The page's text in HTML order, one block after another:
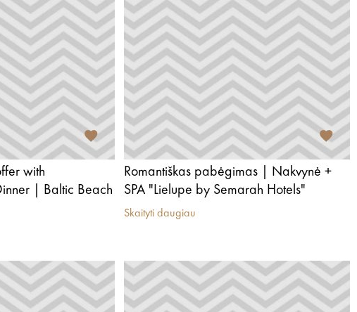
with
| Baltic Beach
Romantiškas pabėgimas | Nakvynė +
SPA "Lielupe by Semarah Hotels"
Skaityti daugiau